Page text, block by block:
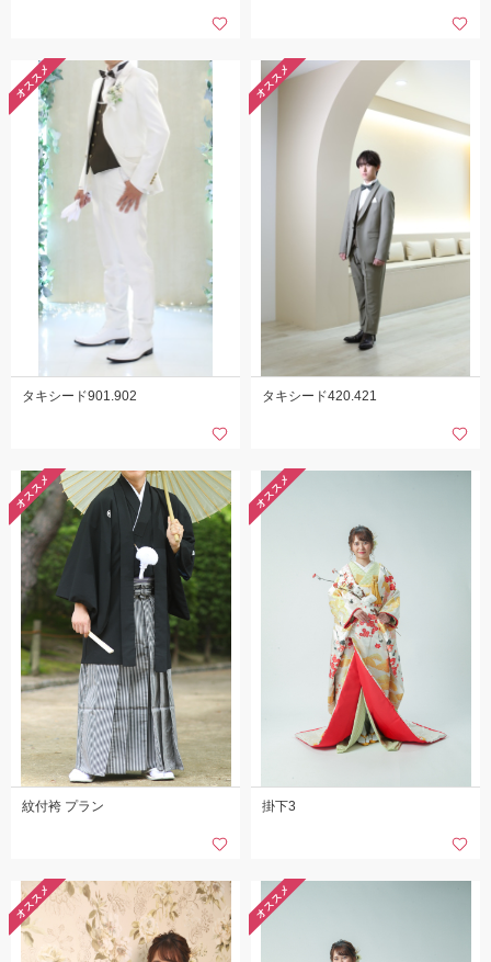
オススメ
タキシード901.902
オススメ
タキシード420.421
オススメ
紋付袴 プラン
オススメ
掛下3
オススメ オススメ